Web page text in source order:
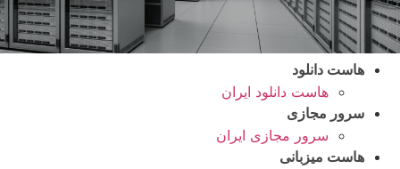
هاست دانلود
هاست دانلود ایران
سرور مجازی
سرور مجازی ایران
هاست میزبانی